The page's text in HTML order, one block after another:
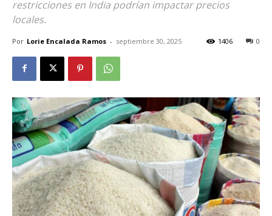
restricciones en India podrían impactar precios
locales.
Por Lorie Encalada Ramos - septiembre 30, 2025 0
1406